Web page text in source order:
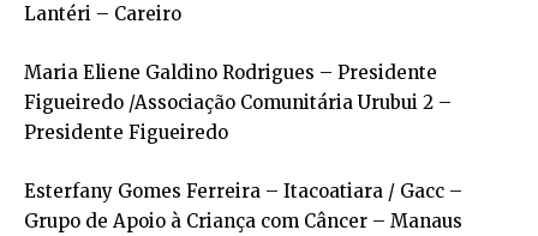
Lantéri – Careiro
Maria Eliene Galdino Rodrigues – Presidente
Figueiredo /Associação Comunitária Urubui 2 –
Presidente Figueiredo
Esterfany Gomes Ferreira – Itacoatiara / Gacc –
Grupo de Apoio à Criança com Câncer – Manaus